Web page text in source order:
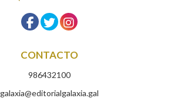
CONTACTO
986432100
galaxia@editorialgalaxia.gal